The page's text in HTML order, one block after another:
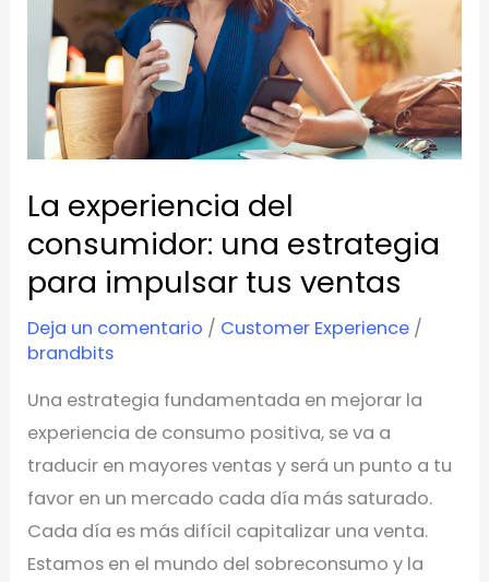
La experiencia del
consumidor: una estrategia
para impulsar tus ventas
Deja un comentario / Customer Experience /
brandbits
Una estrategia fundamentada en mejorar la
experiencia de consumo positiva, se va a
traducir en mayores ventas y será un punto a tu
favor en un mercado cada día más saturado.
Cada día es más difícil capitalizar una venta.
Estamos en el mundo del sobreconsumo y la
una
estrategia
para
impulsar